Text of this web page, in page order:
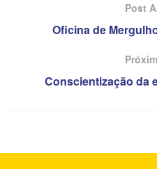
Post
Oficina de
Conscientização da